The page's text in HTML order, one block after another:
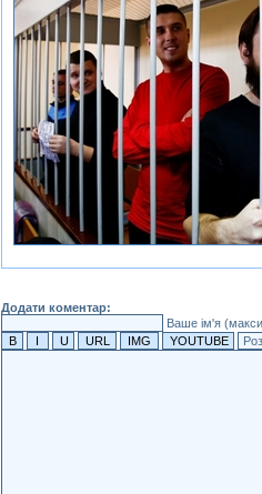
Додати коментар:
Ваше ім'я